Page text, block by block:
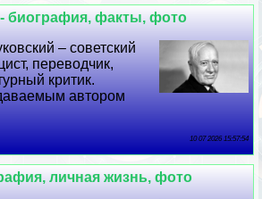
биография, факты, фото
– советский
переводчик,
критик.
автором
10 07 2026 15:57:54
личная жизнь, фото